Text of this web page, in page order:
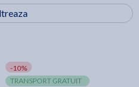
-10%
TRANSPORT GRATUIT